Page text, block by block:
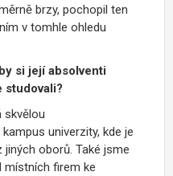
brzy, pochopil ten
v tomhle ohledu
si její absolventi
studovali?
skvělou
univerzity, kde je
oborů. Také jsme
firem ke